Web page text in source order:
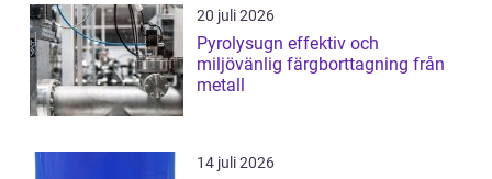
20 juli 2026
Pyrolysugn effektiv och
miljövänlig färgborttagning från
metall
14 juli 2026